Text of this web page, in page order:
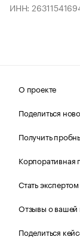
ИНН:
О проекте
Поделиться
Получить
Корпоративная
Стать экспертом
Отзывы о
Поделиться